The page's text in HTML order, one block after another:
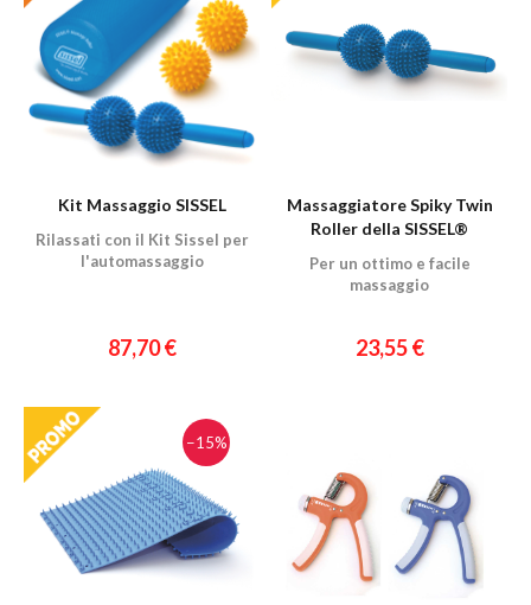
Kit Massaggio SISSEL
Rilassati con il Kit Sissel per
l'automassaggio
87,70 €
Massaggiatore Spiky Twin
Roller della SISSEL®
Per un ottimo e facile
massaggio
23,55 €
−15%